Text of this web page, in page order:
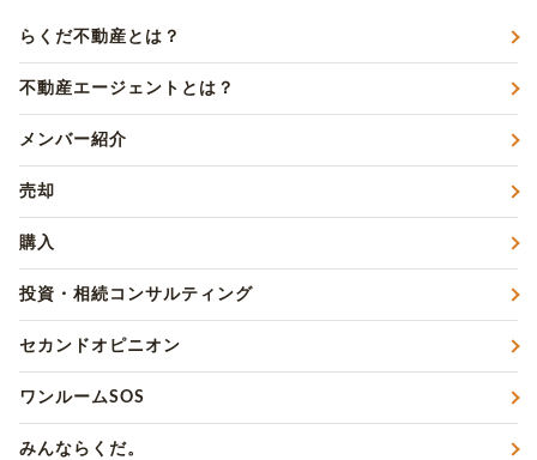
らくだ不動産とは？
不動産エージェントとは？
メンバー紹介
売却
購入
投資・相続コンサルティング
セカンドオピニオン
ワンルームSOS
みんならくだ。